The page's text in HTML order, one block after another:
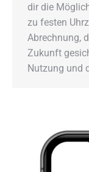
dir die
zu festen
Abrechnung,
Zukunft
Nutzung und